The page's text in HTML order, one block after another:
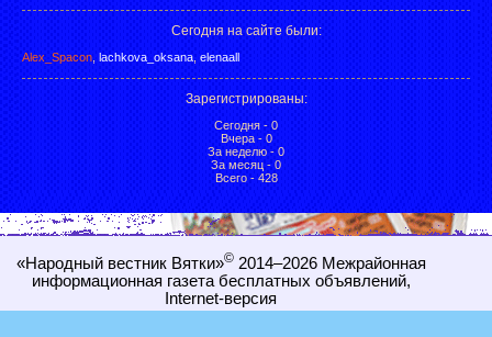
Сегодня на сайте были:
Alex_Spacon lachkova_oksana elenaall
Зарегистрированы:
Сегодня - 0
Вчера - 0
За неделю - 0
За месяц - 0
Всего - 428
«Народный вестник Вятки»©2014–2026 Межрайонная
информационная газета бесплатных объявлений,
Internet-версия